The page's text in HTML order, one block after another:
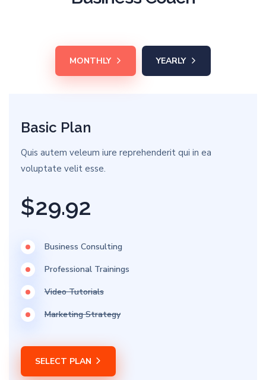
MONTHLY YEARLY
Basic Plan
Quis autem veleum iure reprehenderit qui in ea
voluptate velit esse.
$29.92
Business Consulting
Professional Trainings
Video Tutorials
Marketing Strategy
SELECT PLAN